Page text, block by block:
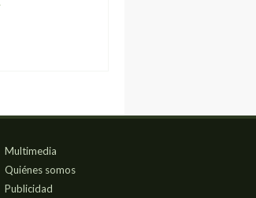
Multimedia
Quiénes somos
Publicidad